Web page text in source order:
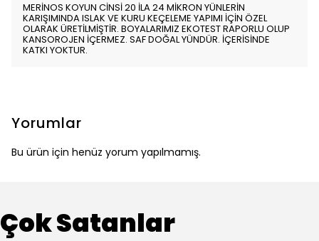
MERİNOS KOYUN CİNSİ 20 İLA 24 MİKRON YÜNLERİN
KARIŞIMINDA ISLAK VE KURU KEÇELEME YAPIMI İÇİN ÖZEL
OLARAK ÜRETİLMİŞTİR. BOYALARIMIZ EKOTEST RAPORLU OLUP
KANSOROJEN İÇERMEZ. SAF DOĞAL YÜNDÜR. İÇERİSİNDE
KATKI YOKTUR.
Yorumlar
Bu ürün için henüz yorum yapılmamış.
Çok Satanlar